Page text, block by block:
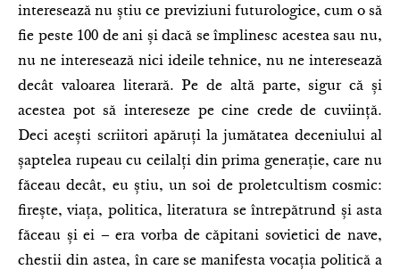
interesează nu știu ce previziuni futurologice, cum o să
fie peste 100 de ani și dacă se împlinesc acestea sau nu,
nu ne interesează nici ideile tehnice, nu ne interesează
decât valoarea literară. Pe de altă parte, sigur că și
acestea pot să intereseze pe cine crede de cuviință.
Deci acești scriitori apăruți la jumătatea deceniului al
șaptelea rupeau cu ceilalți din prima generație, care nu
făceau decât, eu știu, un soi de proletcultism cosmic:
firește, viața, politica, literatura se întrepătrund și asta
făceau și ei – era vorba de căpitani sovietici de nave,
chestii din astea, în care se manifesta vocația politică a